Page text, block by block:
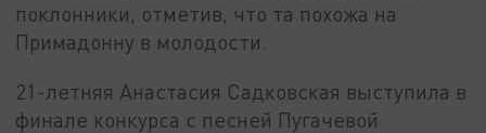
поклонники, отметив, что та похожа на
Примадонну в молодости.
21-летняя Анастасия Садковская выступила в
финале конкурса с песней Пугачевой